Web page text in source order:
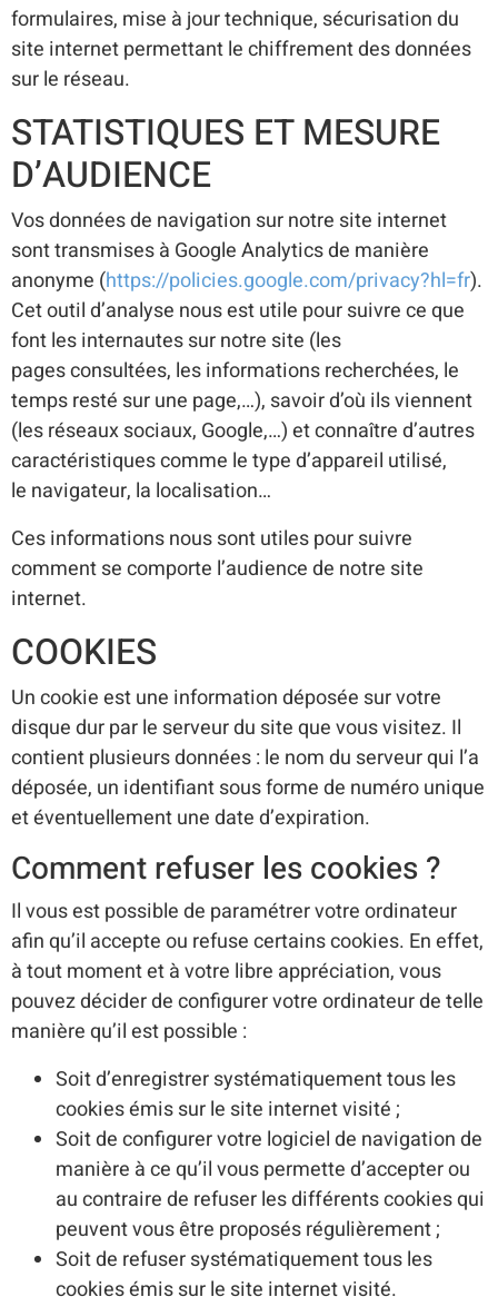
formulaires, mise à jour technique, sécurisation du
site internet permettant le chiffrement des données
sur le réseau.
STATISTIQUES ET MESURE
D’AUDIENCE
Vos données de navigation sur notre site internet
sont transmises à Google Analytics de manière
anonyme (https://policies.google.com/privacy?hl=fr).
Cet outil d’analyse nous est utile pour suivre ce que
font les internautes sur notre site (les
pages consultées, les informations recherchées, le
temps resté sur une page,…), savoir d’où ils viennent
(les réseaux sociaux, Google,…) et connaître d’autres
caractéristiques comme le type d’appareil utilisé,
le navigateur, la localisation…
Ces informations nous sont utiles pour suivre
comment se comporte l’audience de notre site
internet.
COOKIES
Un cookie est une information déposée sur votre
disque dur par le serveur du site que vous visitez. Il
contient plusieurs données : le nom du serveur qui l’a
déposée, un identifiant sous forme de numéro unique
et éventuellement une date d’expiration.
Comment refuser les cookies ?
Il vous est possible de paramétrer votre ordinateur
afin qu’il accepte ou refuse certains cookies. En effet,
à tout moment et à votre libre appréciation, vous
pouvez décider de configurer votre ordinateur de telle
manière qu’il est possible :
Soit d’enregistrer systématiquement tous les
cookies émis sur le site internet visité ;
Soit de configurer votre logiciel de navigation de
manière à ce qu’il vous permette d’accepter ou
au contraire de refuser les différents cookies qui
peuvent vous être proposés régulièrement ;
Soit de refuser systématiquement tous les
cookies émis sur le site internet visité.